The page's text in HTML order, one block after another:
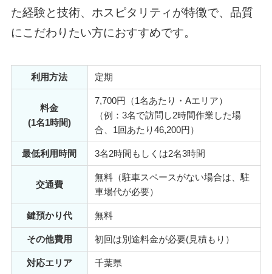
た経験と技術、ホスピタリティが特徴で、品質
にこだわりたい方におすすめです。
利用方法 定期
料金
(1名1時間)
7,700円（1名あたり・Aエリア）
（例：3名で訪問し2時間作業した場
合、1回あたり46,200円）
最低利用時間 3名2時間もしくは2名3時間
交通費
無料（駐車スペースがない場合は、駐
車場代が必要）
鍵預かり代 無料
その他費用 初回は別途料金が必要(見積もり）
対応エリア 千葉県